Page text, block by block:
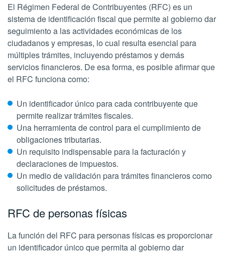
El Régimen Federal de Contribuyentes (RFC) es un
sistema de identificación fiscal que permite al gobierno dar
seguimiento a las actividades económicas de los
ciudadanos y empresas, lo cual resulta esencial para
múltiples trámites, incluyendo préstamos y demás
servicios financieros. De esa forma, es posible afirmar que
el RFC funciona como:
Un identificador único para cada contribuyente que
permite realizar trámites fiscales.
Una herramienta de control para el cumplimiento de
obligaciones tributarias.
Un requisito indispensable para la facturación y
declaraciones de impuestos.
Un medio de validación para trámites financieros como
solicitudes de préstamos.
RFC de personas físicas
La función del RFC para personas físicas es proporcionar
un identificador único que permita al gobierno dar